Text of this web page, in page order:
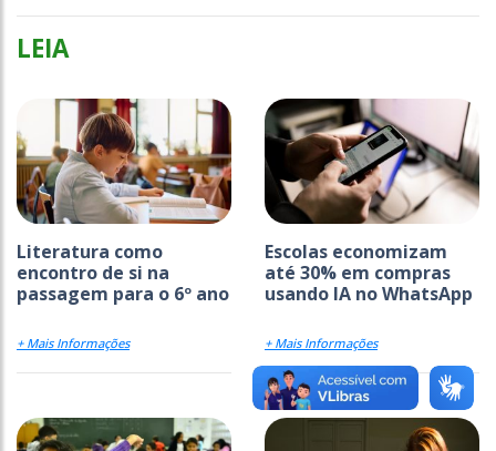
LEIA
Literatura como
encontro de si na
passagem para o 6º ano
+ Mais Informações
Escolas economizam
até 30% em compras
usando IA no WhatsApp
+ Mais Informações